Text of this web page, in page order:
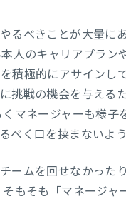
るべきことが大量に
人のキャリアプラン
積極的にアサインし
挑戦の機会を与える
マネージャーも様子
く口を挟まないよう
ームを回せなかった
もそも「マネージャ